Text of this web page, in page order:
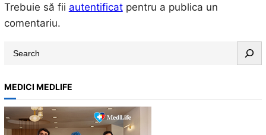
Trebuie să fii autentificatpentru a publica un
comentariu.
r
c
h
MEDICI MEDLIFE